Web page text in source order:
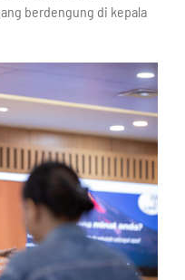
berdengung di kepala